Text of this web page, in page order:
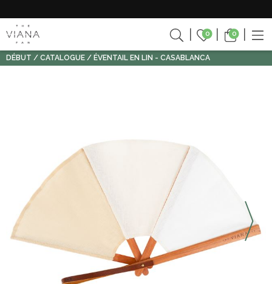
0 0
DÉBUT CATALOGUE ÉVENTAIL EN LIN - CASABLANCA